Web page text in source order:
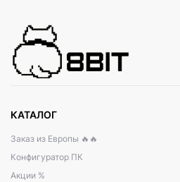
КАТАЛОГ
Заказ из Европы 🔥🔥
Конфигуратор ПК
Акции %